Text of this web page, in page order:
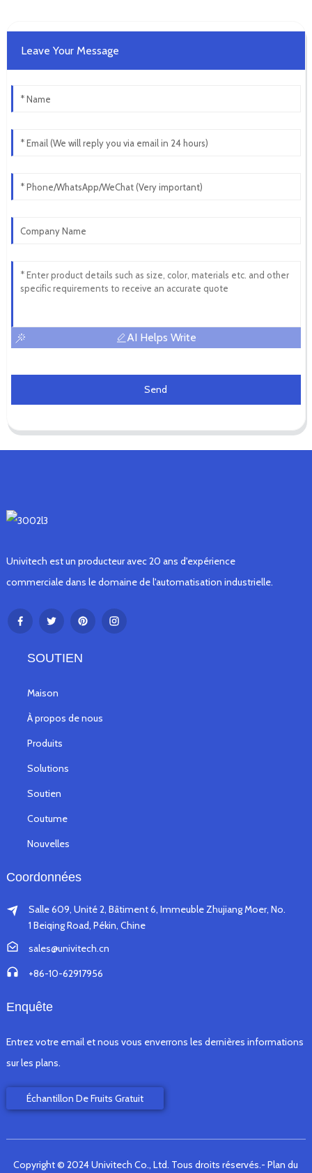
Leave Your Message
AI Helps Write
Send
Univitech est un producteur avec 20 ans d'expérience
commerciale dans le domaine de l'automatisation industrielle.
SOUTIEN
Maison
À propos de nous
Produits
Solutions
Soutien
Coutume
Nouvelles
Coordonnées
Salle 609, Unité 2, Bâtiment 6, Immeuble Zhujiang Moer, No.
1 Beiqing Road, Pékin, Chine
sales@univitech.cn
+86-10-62917956
Enquête
Entrez votre email et nous vous enverrons les dernières informations
sur les plans.
Échantillon De Fruits Gratuit
Copyright © 2024 Univitech Co., Ltd. Tous droits réservés.- Plan du